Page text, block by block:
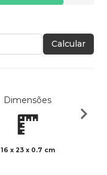
Calcular
Dimensões
16 x 23 x 0.7 cm